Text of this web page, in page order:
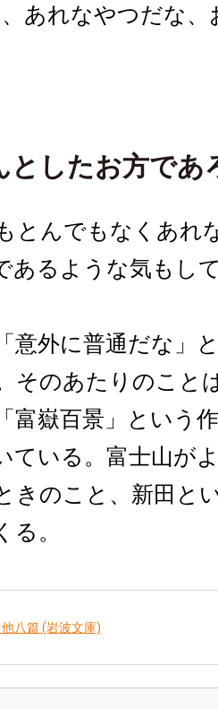
あれなやつだな、
としたお方であ
とんでもなくあれ
あるような気もし
意外に普通だな」
そのあたりのこと
富嶽百景」という
ている。富士山が
きのこと、新田と
。
八篇 (岩波文庫)